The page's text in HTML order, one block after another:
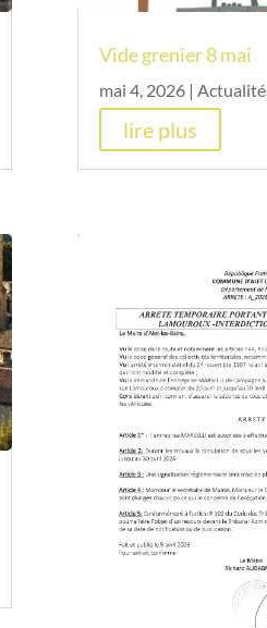
Vide grenier 8 mai
mai 4, 2026|
lire plus